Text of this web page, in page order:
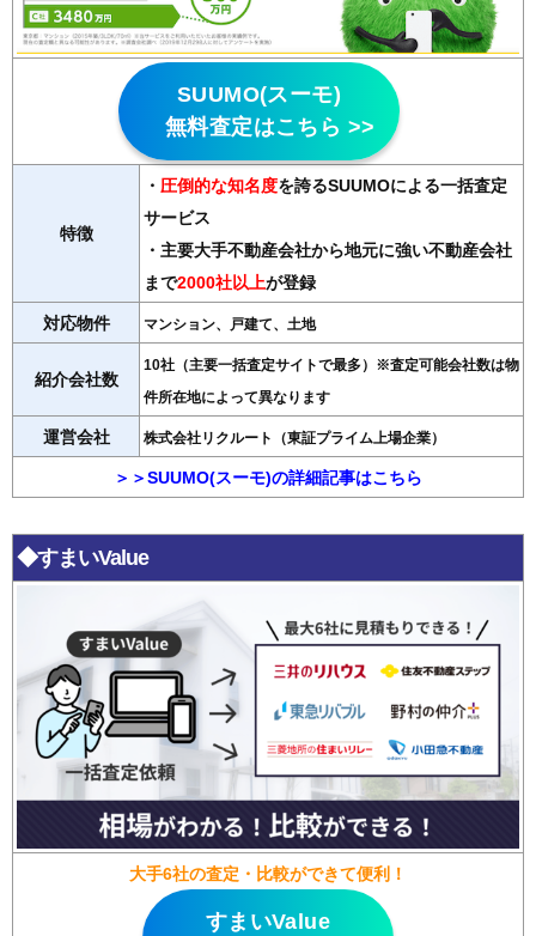
SUUMO(スーモ)
無料査定はこちら >>
特徴
・ 圧倒的な知名度を誇るSUUMOによる一括査定
サービス
・主要大手不動産会社から地元に強い不動産会社
まで2000社以上が登録
対応物件 マンション、戸建て、土地
紹介会社数
10社（主要一括査定サイトで最多）※査定可能会社数は物
件所在地によって異なります
運営会社 株式会社リクルート（東証プライム上場企業）
＞＞SUUMO(スーモ)の詳細記事はこちら
◆すまいValue
大手6社の査定・比較ができて便利！
すまいValue